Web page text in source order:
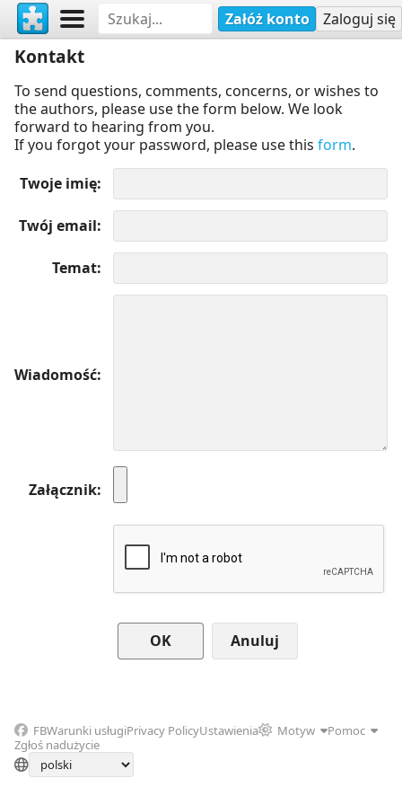
Załóż konto Zaloguj się
Kontakt
To send questions, comments, concerns, or wishes to
the authors, please use the form below. We look
forward to hearing from you.
If you forgot your password, please use this form.
Twoje imię
Twój email
Temat
Wiadomość
Załącznik
Anuluj
FBWarunki usługiPrivacy PolicyUstawienia Motyw
Pomoc
Zgłoś nadużycie